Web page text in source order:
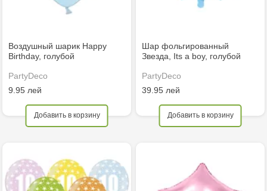
Воздушный шарик Happy
Birthday, голубой
PartyDeco
9.95 лей
Добавить в корзину
Шар фольгированный
Звезда, Its a boy, голубой
PartyDeco
39.95 лей
Добавить в корзину